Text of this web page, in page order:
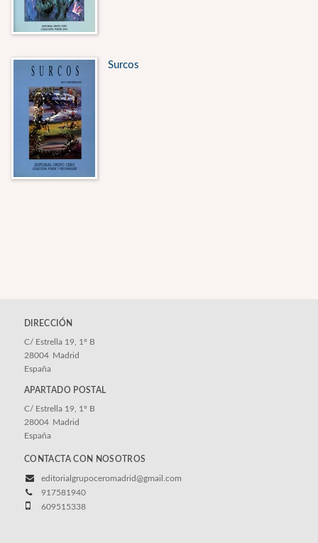
Surcos
DIRECCIÓN
C/ Estrella 19, 1º B
28004 Madrid
España
APARTADO POSTAL
C/ Estrella 19, 1º B
28004 Madrid
España
CONTACTA CON NOSOTROS
editorialgrupoceromadrid@gmail.com
917581940
609515338